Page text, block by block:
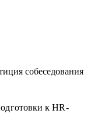
собеседования
к HR-